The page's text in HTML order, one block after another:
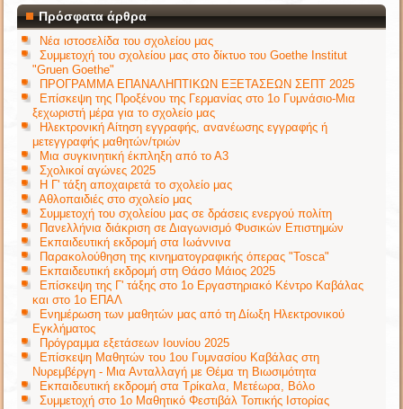
Πρόσφατα άρθρα
Νέα ιστοσελίδα του σχολείου μας
Συμμετοχή του σχολείου μας στο δίκτυο του Goethe Institut
"Gruen Goethe"
ΠΡΟΓΡΑΜΜΑ ΕΠΑΝΑΛΗΠΤΙΚΩΝ ΕΞΕΤΑΣΕΩΝ ΣΕΠΤ 2025
Επίσκεψη της Προξένου της Γερμανίας στο 1ο Γυμνάσιο-Μια
ξεχωριστή μέρα για το σχολείο μας
Ηλεκτρονική Αίτηση εγγραφής, ανανέωσης εγγραφής ή
μετεγγραφής μαθητών/τριών
Μια συγκινητική έκπληξη από το Α3
Σχολικοί αγώνες 2025
Η Γ' τάξη αποχαιρετά το σχολείο μας
Αθλοπαιδιές στο σχολείο μας
Συμμετοχή του σχολείου μας σε δράσεις ενεργού πολίτη
Πανελλήνια διάκριση σε Διαγωνισμό Φυσικών Επιστημών
Εκπαιδευτική εκδρομή στα Ιωάννινα
Παρακολούθηση της κινηματογραφικής όπερας "Tosca"
Εκπαιδευτική εκδρομή στη Θάσο Μάιος 2025
Επίσκεψη της Γ' τάξης στο 1ο Εργαστηριακό Κέντρο Καβάλας
και στο 1ο ΕΠΑΛ
Ενημέρωση των μαθητών μας από τη Δίωξη Ηλεκτρονικού
Εγκλήματος
Πρόγραμμα εξετάσεων Ιουνίου 2025
Επίσκεψη Μαθητών του 1ου Γυμνασίου Καβάλας στη
Νυρεμβέργη - Μια Ανταλλαγή με Θέμα τη Βιωσιμότητα
Εκπαιδευτική εκδρομή στα Τρίκαλα, Μετέωρα, Βόλο
Συμμετοχή στο 1ο Μαθητικό Φεστιβάλ Τοπικής Ιστορίας